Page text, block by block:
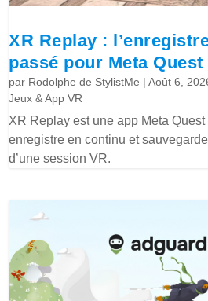
XR Replay :
passé pour Meta Quest
par Rodolphe de StylistMe |Août 6,
Jeux & App VR
XR Replay est une app Meta Quest
enregistre en continu et
d’une session VR.